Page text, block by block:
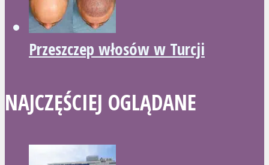
Przeszczep włosów w Turcji
NAJCZĘŚCIEJ OGLĄDANE